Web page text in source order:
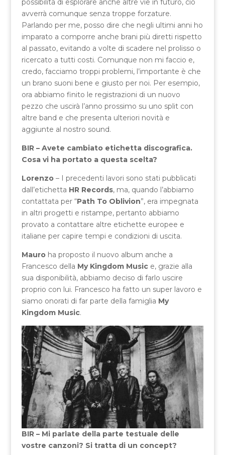
possibilità di esplorare anche altre vie in futuro, ciò
avverrà comunque senza troppe forzature.
Parlando per me, posso dire che negli ultimi anni ho
imparato a comporre anche brani più diretti rispetto
al passato, evitando a volte di scadere nel prolisso o
ricercato a tutti costi. Comunque non mi faccio e,
credo, facciamo troppi problemi, l’importante è che
un brano suoni bene e giusto per noi. Per esempio,
ora abbiamo finito le registrazioni di un nuovo
pezzo che uscirà l’anno prossimo su uno split con
altre band e che presenta ulteriori novità e
aggiunte al nostro sound.
BIR – Avete cambiato etichetta discografica.
Cosa vi ha portato a questa scelta?
Lorenzo – I precedenti lavori sono stati pubblicati
dall’etichetta HR Records, ma, quando l’abbiamo
contattata per “Path To Oblivion”, era impegnata
in altri progetti e ristampe, pertanto abbiamo
provato a contattare altre etichette europee e
italiane per capire tempi e condizioni di uscita.
Mauroha proposto il nuovo album anche a
Francesco della My Kingdom Musice, grazie alla
sua disponibilità, abbiamo deciso di farlo uscire
proprio con lui. Francesco ha fatto un super lavoro e
siamo onorati di far parte della famiglia My
Kingdom Music.
BIR – Mi parlate della parte testuale delle
vostre canzoni? Si tratta di un concept?